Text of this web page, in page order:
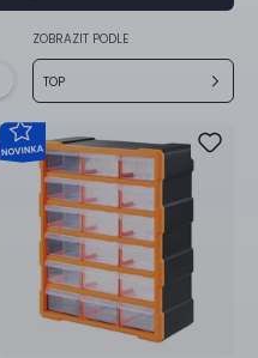
ZOBRAZIT PODLE
TOP